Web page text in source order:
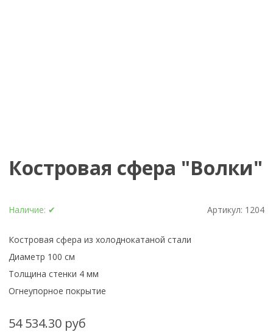
Костровая сфера "Волки"
Наличие: ✔ Артикул: 1204
Костровая сфера из холоднокатаной стали
Диаметр 100 см
Толщина стенки 4 мм
Огнеупорное покрытие
54 534.30 руб